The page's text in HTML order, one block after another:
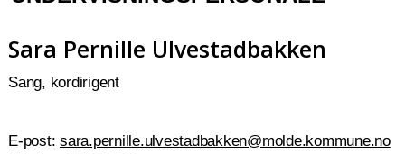
Sara Pernille Ulvestadbakken
Sang, kordirigent
E-post: sara.pernille.ulvestadbakken@molde.kommune.no